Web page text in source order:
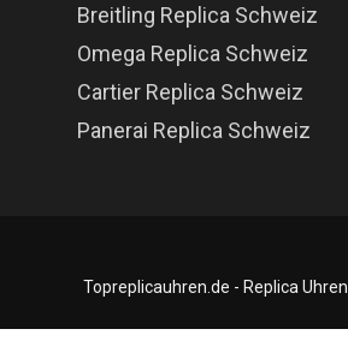
Breitling Replica Schweiz
Omega Replica Schweiz
Cartier Replica Schweiz
Panerai Replica Schweiz
Topreplicauhren.de - Replica